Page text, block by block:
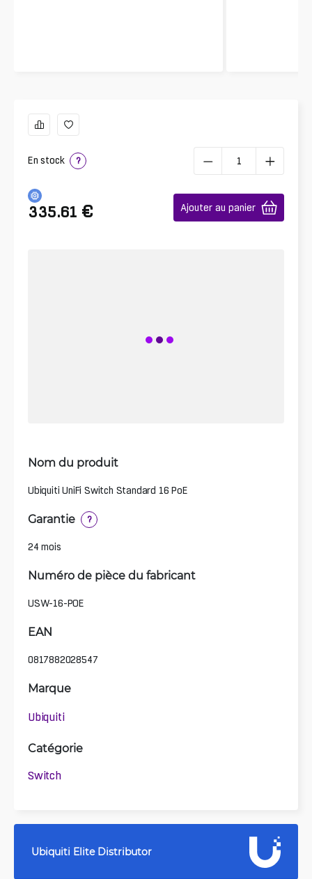
En stock ?
335.61 € Ajouter au panier
Nom du produit
Ubiquiti UniFi Switch Standard 16 PoE
Garantie ?
24 mois
Numéro de pièce du fabricant
USW-16-POE
EAN
0817882028547
Marque
Ubiquiti
Catégorie
Switch
Ubiquiti Elite Distributor